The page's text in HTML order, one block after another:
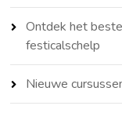
Ontdek het
festicalschelp
Nieuwe